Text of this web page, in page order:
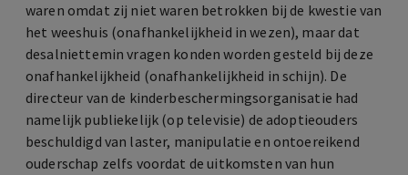
waren omdat zij niet waren betrokken bij de kwestie van
het weeshuis (onafhankelijkheid in wezen), maar dat
desalniettemin vragen konden worden gesteld bij deze
onafhankelijkheid (onafhankelijkheid in schijn). De
directeur van de kinderbeschermingsorganisatie had
namelijk publiekelijk (op televisie) de adoptieouders
beschuldigd van laster, manipulatie en ontoereikend
ouderschap zelfs voordat de uitkomsten van hun